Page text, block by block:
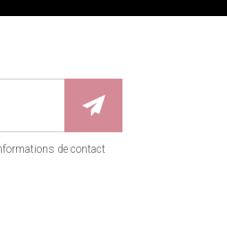
de contact